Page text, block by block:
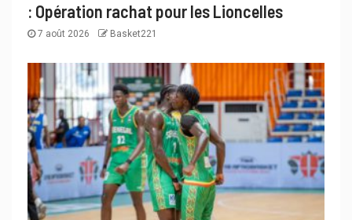
: Opération rachat pour les Lioncelles
7 août 2026 Basket221